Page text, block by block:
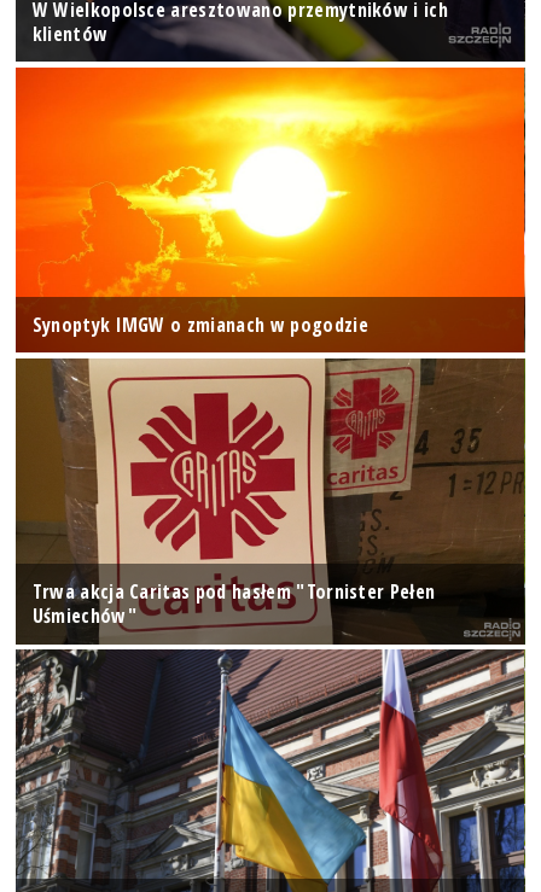
W Wielkopolsce aresztowano przemytników i ich
klientów
Synoptyk IMGW o zmianach w pogodzie
Trwa akcja Caritas pod hasłem "Tornister Pełen
Uśmiechów"